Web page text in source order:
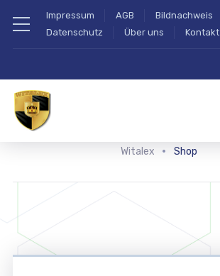
Impressum AGB
Bildnachweis
Datenschutz
Über uns Kontakt
Witalex Shop